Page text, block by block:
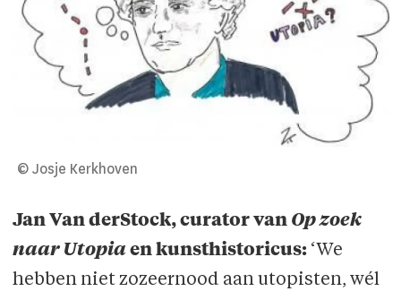
© Josje Kerkhoven
Jan Van derStock, curator van Op zoek
naar Utopia en kunsthistoricus: ‘We
hebben niet zozeernood aan utopisten, wél